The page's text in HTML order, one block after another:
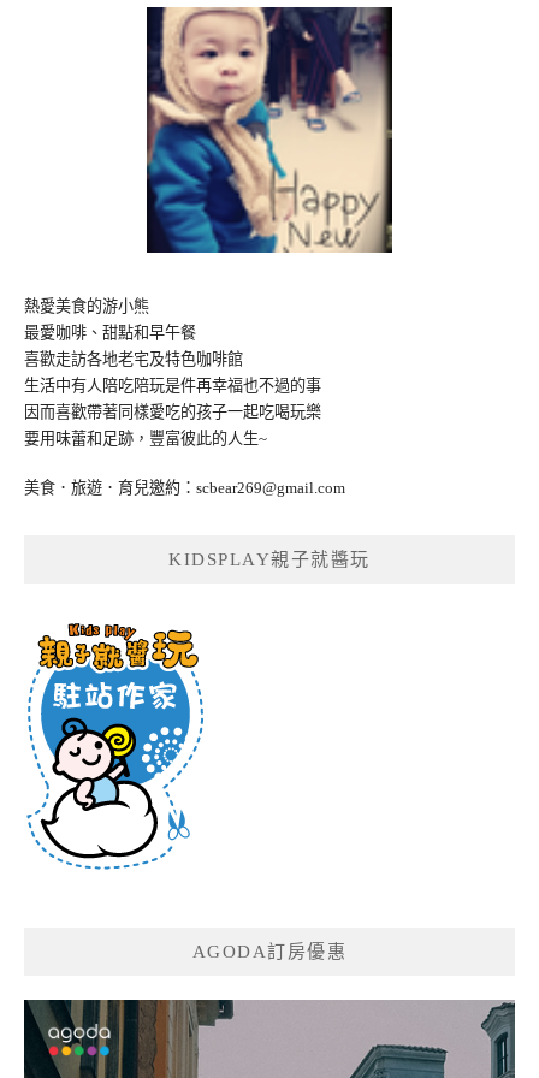
熱愛美食的游小熊
最愛咖啡、甜點和早午餐
喜歡走訪各地老宅及特色咖啡館
生活中有人陪吃陪玩是件再幸福也不過的事
因而喜歡帶著同樣愛吃的孩子一起吃喝玩樂
要用味蕾和足跡，豐富彼此的人生~
美食．旅遊．育兒邀約： scbear269@gmail.com
KIDSPLAY親子就醬玩
AGODA訂房優惠